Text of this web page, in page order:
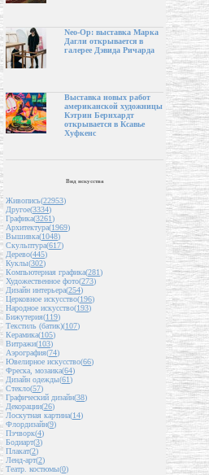
Neo-Op: выставка Марка
Дагли открывается в
галерее Дэвида Ричарда
Выставка новых работ
американской художницы
Кэтрин Бернхардт
открывается в Ксавье
Хуфкенс
Вид искусства
Живопись(22953)
Другое(3334)
Графика(3261)
Архитектура(1969)
Вышивка(1048)
Скульптура(617)
Дерево(445)
Куклы(302)
Компьютерная графика(281)
Художественное фото(273)
Дизайн интерьера(254)
Церковное искусство(196)
Народное искусство(193)
Бижутерия(119)
Текстиль (батик)(107)
Керамика(105)
Витражи(103)
Аэрография(74)
Ювелирное искусство(66)
Фреска, мозаика(64)
Дизайн одежды(61)
Стекло(57)
Графический дизайн(38)
Декорации(26)
Лоскутная картина(14)
Флордизайн(9)
Пэчворк(4)
Бодиарт(3)
Плакат(2)
Ленд-арт(2)
Театр. костюмы(0)